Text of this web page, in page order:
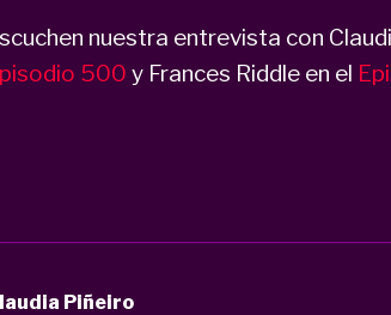
nuestra entrevista con
500 y Frances Riddle en el
Piñeiro